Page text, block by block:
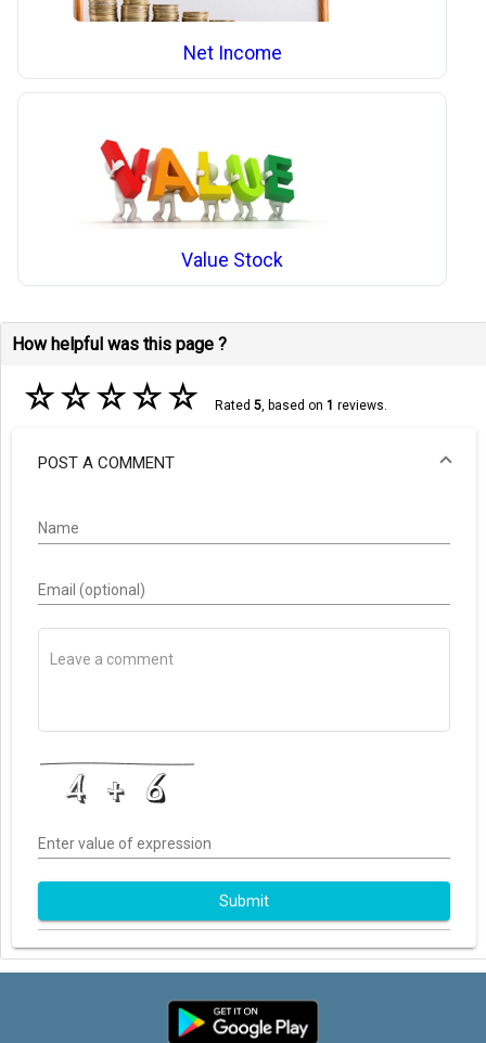
Net Income
Value Stock
How helpful was this page ?
☆☆☆☆☆ Rated 5, based on 1 reviews.
POST A COMMENT
Name
Email (optional)
Enter value of expression
Submit